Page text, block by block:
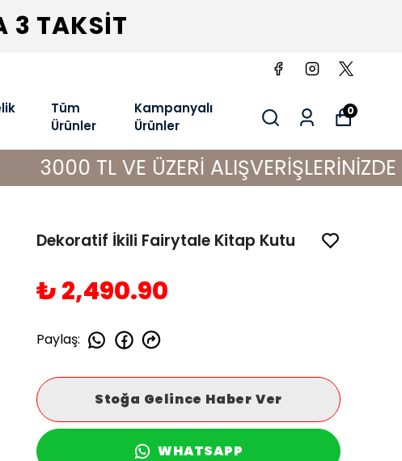
3 TAKSİT
Tüm
Ürünler
Kampanyalı
Ürünler
0
VE ÜZERİ ALIŞVERİŞLERİNİZDE KARGO
Dekoratif İkili Fairytale Kitap Kutu
₺ 2,490.90
Paylaş:
Stoğa Gelince Haber Ver
WHATSAPP